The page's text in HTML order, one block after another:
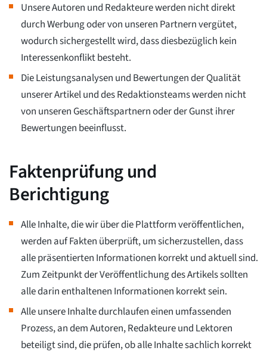
Unsere Autoren und Redakteure werden nicht direkt
durch Werbung oder von unseren Partnern vergütet,
wodurch sichergestellt wird, dass diesbezüglich kein
Interessenkonflikt besteht.
Die Leistungsanalysen und Bewertungen der Qualität
unserer Artikel und des Redaktionsteams werden nicht
von unseren Geschäftspartnern oder der Gunst ihrer
Bewertungen beeinflusst.
Faktenprüfung und
Berichtigung
Alle Inhalte, die wir über die Plattform veröffentlichen,
werden auf Fakten überprüft, um sicherzustellen, dass
alle präsentierten Informationen korrekt und aktuell sind.
Zum Zeitpunkt der Veröffentlichung des Artikels sollten
alle darin enthaltenen Informationen korrekt sein.
Alle unsere Inhalte durchlaufen einen umfassenden
Prozess, an dem Autoren, Redakteure und Lektoren
beteiligt sind, die prüfen, ob alle Inhalte sachlich korrekt